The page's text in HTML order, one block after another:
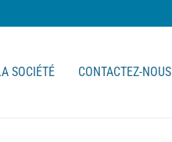
SOCIÉTÉ CONTACTEZ-NOUS